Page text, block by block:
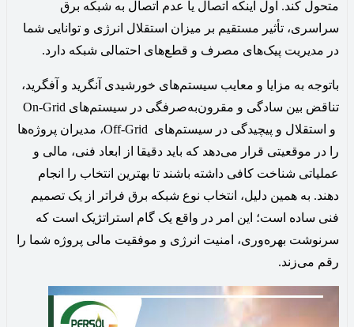
متحول کند. اول اینکه اتصال یا عدم اتصال به شبکه برق
سراسری، تأثیر مستقیم بر میزان استقلال انرژی و توانایی شما
در مدیریت پیک‌های مصرف و قطع‌های احتمالی شبکه دارد.
باتوجه به مزایا و معایب سیستم‌های خورشیدی آنگرید و آفگرید،
تناقض بین سادگی و مقرون‌به‌صرفگی در سیستم‌های On-Grid
و استقلال و پیچیدگی در سیستم‌های Off-Grid، مدیران پروژه‌ها
را در موقعیتی قرار می‌دهد که باید دقیقا از ابعاد فنی، مالی و
عملیاتی شناخت کافی داشته باشند تا بهترین انتخاب را انجام
دهند. به همین دلیل، انتخاب نوع شبکه برق فراتر از یک تصمیم
فنی ساده است؛ این امر در واقع یک گام استراتژیک است که
سرنوشت بهره‌وری، امنیت انرژی و موفقیت مالی پروژه شما را
رقم می‌زند.